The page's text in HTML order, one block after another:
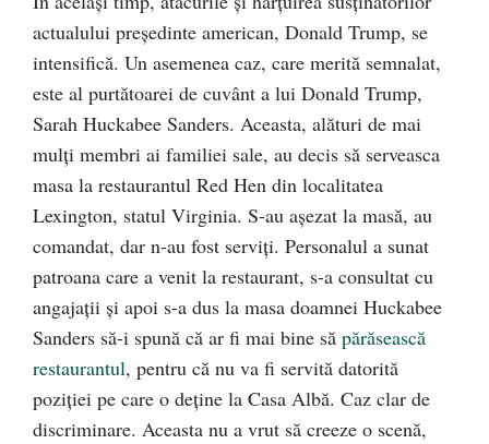
actualului președinte american, Donald Trump, se
intensifică. Un asemenea caz, care merită semnalat,
este al purtătoarei de cuvânt a lui Donald Trump,
Sarah Huckabee Sanders. Aceasta, alături de mai
mulți membri ai familiei sale, au decis să serveasca
masa la restaurantul Red Hen din localitatea
Lexington, statul Virginia. S-au așezat la masă, au
comandat, dar n-au fost serviți. Personalul a sunat
patroana care a venit la restaurant, s-a consultat cu
angajații și apoi s-a dus la masa doamnei Huckabee
Sanders să-i spună că ar fi mai bine să părăsească
restaurantul, pentru că nu va fi servită datorită
poziției pe care o deține la Casa Albă. Caz clar de
discriminare. Aceasta nu a vrut să creeze o scenă,